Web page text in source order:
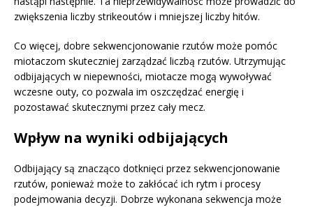
zwiększenia liczby strikeoutów i mniejszej liczby hitów.
Co więcej, dobre sekwencjonowanie rzutów może pomóc
miotaczom skuteczniej zarządzać liczbą rzutów. Utrzymując
odbijających w niepewności, miotacze mogą wywoływać
wczesne outy, co pozwala im oszczędzać energię i
pozostawać skutecznymi przez cały mecz.
Wpływ na wyniki odbijających
Odbijający są znacząco dotknięci przez sekwencjonowanie
rzutów, ponieważ może to zakłócać ich rytm i procesy
podejmowania decyzji. Dobrze wykonana sekwencja może